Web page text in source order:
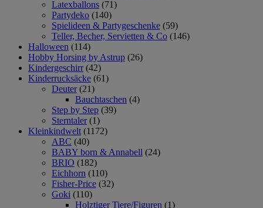
Latexballons (71)
Partydeko (140)
Spielideen & Partygeschenke (59)
Teller, Becher, Servietten & Co (146)
Halloween (114)
Hobby Horsing by Astrup (26)
Kindergeschirr (42)
Kinderrucksäcke (61)
Deuter (21)
Bauchtaschen (4)
Step by Step (39)
Sterntaler (1)
Kleinkindwelt (1172)
ABC (40)
BABY born & Annabell (24)
BRIO (182)
Eichhorn (110)
Fisher-Price (32)
Goki (110)
Holztiger Tiere/Figuren (1)